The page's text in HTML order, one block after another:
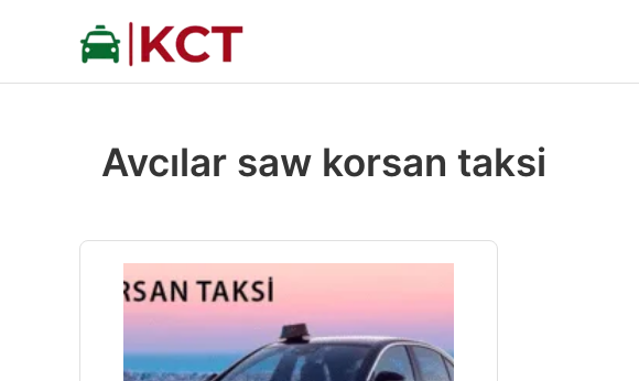
Avcılar saw korsan taksi